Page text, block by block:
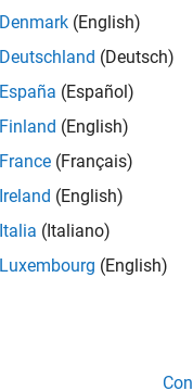
Denmark (English)
Deutschland (Deutsch)
España (Español)
Finland (English)
France (Français)
Ireland (English)
Italia (Italiano)
Luxembourg (English)